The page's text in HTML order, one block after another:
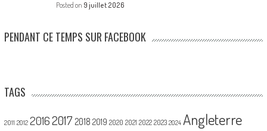
Posted on 9 juillet 2026
PENDANT CE TEMPS SUR FACEBOOK
TAGS
2011 2012 20162017 2018 2019 2020 2021 2022 2023 2024 Angleterre